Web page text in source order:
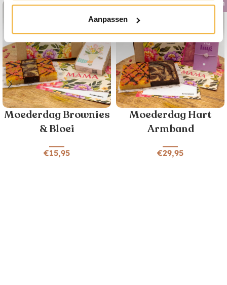
Aanpassen
Moederdag Brownies
& Bloei
€15,95
Limited Edition
Uitverkocht
Moederdag Hart
Armband
€29,95
Limited Edition